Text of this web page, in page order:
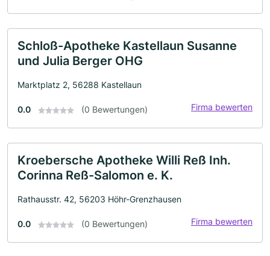
Schloß-Apotheke Kastellaun Susanne
und Julia Berger OHG
Marktplatz 2, 56288 Kastellaun
0.0 (0 Bewertungen) Firma bewerten
Kroebersche Apotheke Willi Reß Inh.
Corinna Reß-Salomon e. K.
Rathausstr. 42, 56203 Höhr-Grenzhausen
0.0 (0 Bewertungen) Firma bewerten